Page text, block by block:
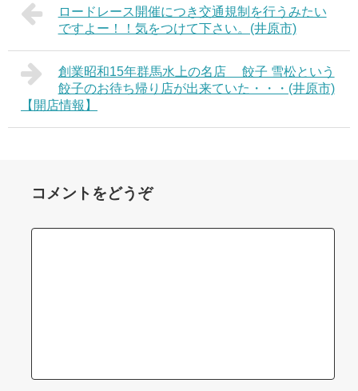
ロードレース開催につき交通規制を行うみたい
ですよー！！気をつけて下さい。(井原市)
創業昭和15年群馬水上の名店 餃子 雪松という
餃子のお待ち帰り店が出来ていた・・・(井原市)
【開店情報】
コメントをどうぞ